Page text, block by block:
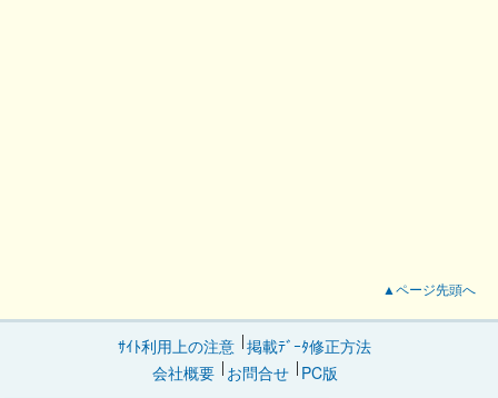
▲ページ先頭へ
ｻｲﾄ利用上の注意 掲載ﾃﾞｰﾀ修正方法
会社概要
お問合せ PC版